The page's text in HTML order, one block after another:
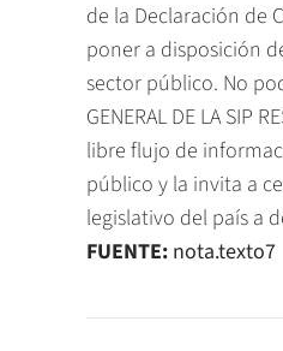
de la Declaración de
poner a disposición
sector público. No
GENERAL DE LA
libre flujo de
público y la invita a
legislativo del país a
FUENTE: nota.texto7